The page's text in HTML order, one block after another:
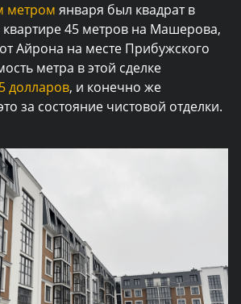
метром января был квадрат в
45 метров на Машерова,
Айрона на месте Прибужского
метра в этой сделке
долларов, и конечно же
за состояние чистовой отделки.